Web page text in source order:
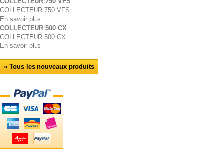
COLLECTEUR 750 VFS
En savoir plus
COLLECTEUR 500 CX
COLLECTEUR 500 CX
En savoir plus
» Tous les nouveaux produits